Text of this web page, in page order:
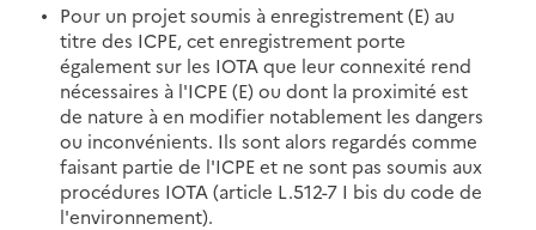
Pour un projet soumis à enregistrement (E) au
titre des ICPE, cet enregistrement porte
également sur les IOTA que leur connexité rend
nécessaires à l'ICPE (E) ou dont la proximité est
de nature à en modifier notablement les dangers
ou inconvénients. Ils sont alors regardés comme
faisant partie de l'ICPE et ne sont pas soumis aux
procédures IOTA (article L.512-7 I bis du code de
l'environnement).